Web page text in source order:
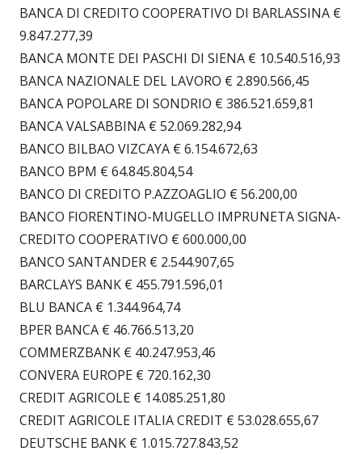
BANCA DI CREDITO COOPERATIVO DI BARLASSINA €
9.847.277,39
BANCA MONTE DEI PASCHI DI SIENA € 10.540.516,93
BANCA NAZIONALE DEL LAVORO € 2.890.566,45
BANCA POPOLARE DI SONDRIO € 386.521.659,81
BANCA VALSABBINA € 52.069.282,94
BANCO BILBAO VIZCAYA € 6.154.672,63
BANCO BPM € 64.845.804,54
BANCO DI CREDITO P.AZZOAGLIO € 56.200,00
BANCO FIORENTINO-MUGELLO IMPRUNETA SIGNA-
CREDITO COOPERATIVO € 600.000,00
BANCO SANTANDER € 2.544.907,65
BARCLAYS BANK € 455.791.596,01
BLU BANCA € 1.344.964,74
BPER BANCA € 46.766.513,20
COMMERZBANK € 40.247.953,46
CONVERA EUROPE € 720.162,30
CREDIT AGRICOLE € 14.085.251,80
CREDIT AGRICOLE ITALIA CREDIT € 53.028.655,67
DEUTSCHE BANK € 1.015.727.843,52